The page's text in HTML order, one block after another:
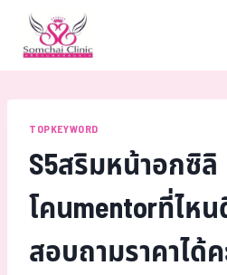
TOPKEYWORD
S5สริมหน้าอกซิลิ
โคนmentorที่ไหน
สอบถามราคาได้ค